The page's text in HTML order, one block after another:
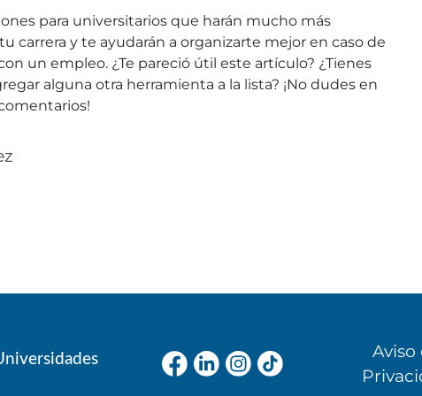
para universitarios que harán mucho más
carrera y te ayudarán a organizarte mejor en caso de
un empleo. ¿Te pareció útil este artículo? ¿Tienes
alguna otra herramienta a la lista? ¡No dudes en
Aviso